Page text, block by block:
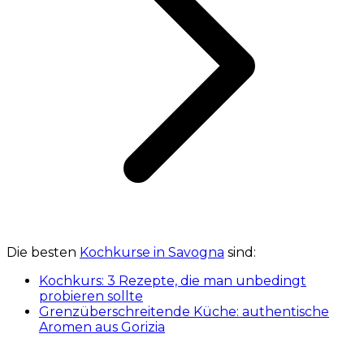
Die besten Kochkurse in Savogna sind:
Kochkurs: 3 Rezepte, die man unbedingt
probieren sollte
Grenzüberschreitende Küche: authentische
Aromen aus Gorizia